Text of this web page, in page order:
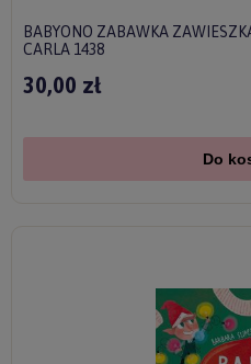
BABYONO ZABAWKA
CARLA 1438
30,00 zł
Do